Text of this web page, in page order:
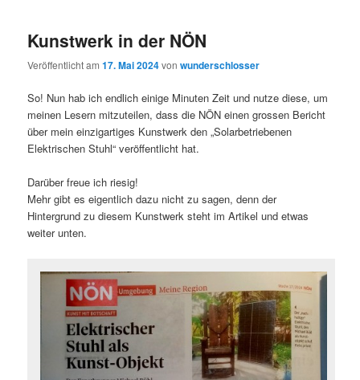
Kunstwerk in der NÖN
Veröffentlicht am17. Mai 2024vonwunderschlosser
So! Nun hab ich endlich einige Minuten Zeit und nutze diese, um
meinen Lesern mitzuteilen, dass die NÖN einen grossen Bericht
über mein einzigartiges Kunstwerk den „Solarbetriebenen
Elektrischen Stuhl“ veröffentlicht hat.
Darüber freue ich riesig!
Mehr gibt es eigentlich dazu nicht zu sagen, denn der
Hintergrund zu diesem Kunstwerk steht im Artikel und etwas
weiter unten.